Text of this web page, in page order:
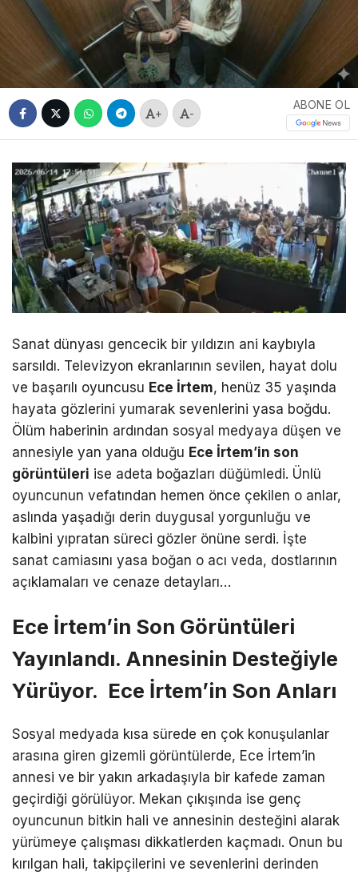
+ -
ABONE OL
Sanat dünyası gencecik bir yıldızın ani kaybıyla
sarsıldı. Televizyon ekranlarının sevilen, hayat dolu
ve başarılı oyuncusu Ece İrtem, henüz 35 yaşında
hayata gözlerini yumarak sevenlerini yasa boğdu.
Ölüm haberinin ardından sosyal medyaya düşen ve
annesiyle yan yana olduğu Ece İrtem’in son
görüntüleri ise adeta boğazları düğümledi. Ünlü
oyuncunun vefatından hemen önce çekilen o anlar,
aslında yaşadığı derin duygusal yorgunluğu ve
kalbini yıpratan süreci gözler önüne serdi. İşte
sanat camiasını yasa boğan o acı veda, dostlarının
açıklamaları ve cenaze detayları…
Ece İrtem’in Son Görüntüleri
Yayınlandı. Annesinin Desteğiyle
Yürüyor. Ece İrtem’in Son Anları
Sosyal medyada kısa sürede en çok konuşulanlar
arasına giren gizemli görüntülerde, Ece İrtem’in
annesi ve bir yakın arkadaşıyla bir kafede zaman
geçirdiği görülüyor. Mekan çıkışında ise genç
oyuncunun bitkin hali ve annesinin desteğini alarak
yürümeye çalışması dikkatlerden kaçmadı. Onun bu
kırılgan hali, takipçilerini ve sevenlerini derinden